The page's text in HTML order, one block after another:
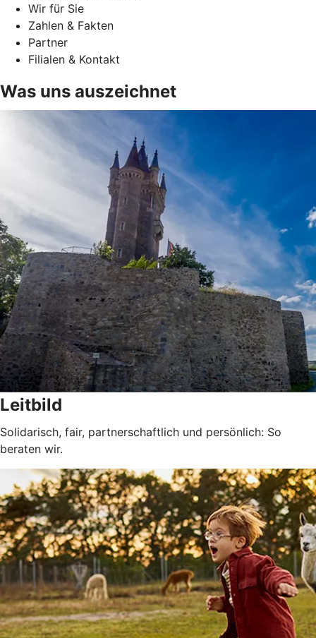
Wir für Sie
Zahlen & Fakten
Partner
Filialen & Kontakt
Was uns auszeichnet
Leitbild
Solidarisch, fair, partnerschaftlich und persönlich: So
beraten wir.